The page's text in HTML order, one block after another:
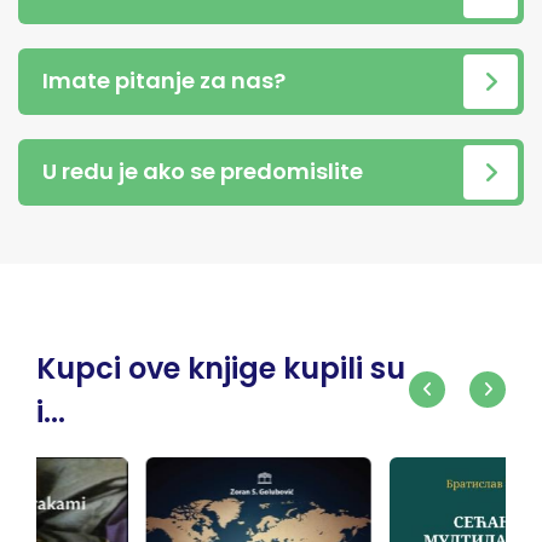
Imate pitanje za nas?
U redu je ako se predomislite
Kupci ove knjige kupili su
i...